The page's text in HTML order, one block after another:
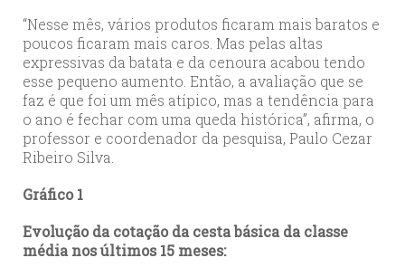
“Nesse mês, vários produtos ficaram mais baratos e
poucos ficaram mais caros. Mas pelas altas
expressivas da batata e da cenoura acabou tendo
esse pequeno aumento. Então, a avaliação que se
faz é que foi um mês atípico, mas a tendência para
o ano é fechar com uma queda histórica”, afirma, o
professor e coordenador da pesquisa, Paulo Cezar
Ribeiro Silva.
Gráfico 1
Evolução da cotação da cesta básica da classe
média nos últimos 15 meses: